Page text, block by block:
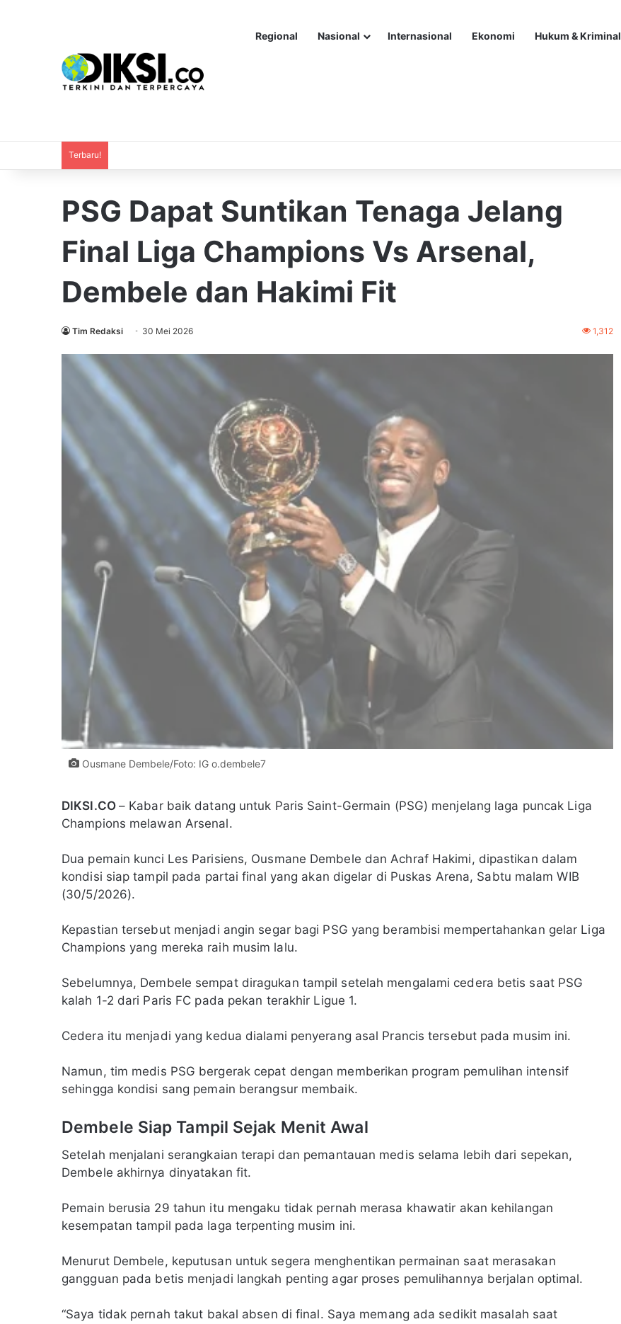
Regional Nasional Internasional Ekonomi Hukum & Kriminal
Terbaru!
PSG Dapat Suntikan Tenaga Jelang
Final Liga Champions Vs Arsenal,
Dembele dan Hakimi Fit
Tim Redaksi 30 Mei 2026 1,312
Ousmane Dembele/Foto: IG o.dembele7
DIKSI.CO – Kabar baik datang untuk Paris Saint-Germain (PSG) menjelang laga puncak Liga
Champions melawan Arsenal.
Dua pemain kunci Les Parisiens, Ousmane Dembele dan Achraf Hakimi, dipastikan dalam
kondisi siap tampil pada partai final yang akan digelar di Puskas Arena, Sabtu malam WIB
(30/5/2026).
Kepastian tersebut menjadi angin segar bagi PSG yang berambisi mempertahankan gelar Liga
Champions yang mereka raih musim lalu.
Sebelumnya, Dembele sempat diragukan tampil setelah mengalami cedera betis saat PSG
kalah 1-2 dari Paris FC pada pekan terakhir Ligue 1.
Cedera itu menjadi yang kedua dialami penyerang asal Prancis tersebut pada musim ini.
Namun, tim medis PSG bergerak cepat dengan memberikan program pemulihan intensif
sehingga kondisi sang pemain berangsur membaik.
Dembele Siap Tampil Sejak Menit Awal
Setelah menjalani serangkaian terapi dan pemantauan medis selama lebih dari sepekan,
Dembele akhirnya dinyatakan fit.
Pemain berusia 29 tahun itu mengaku tidak pernah merasa khawatir akan kehilangan
kesempatan tampil pada laga terpenting musim ini.
Menurut Dembele, keputusan untuk segera menghentikan permainan saat merasakan
gangguan pada betis menjadi langkah penting agar proses pemulihannya berjalan optimal.
“Saya tidak pernah takut bakal absen di final. Saya memang ada sedikit masalah saat